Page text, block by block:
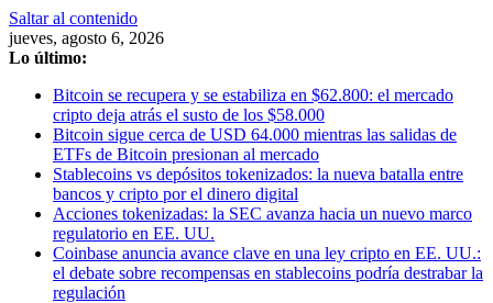
Saltar al contenido
jueves, agosto 6, 2026
Lo último:
Bitcoin se recupera y se estabiliza en $62.800: el mercado
cripto deja atrás el susto de los $58.000
Bitcoin sigue cerca de USD 64.000 mientras las salidas de
ETFs de Bitcoin presionan al mercado
Stablecoins vs depósitos tokenizados: la nueva batalla entre
bancos y cripto por el dinero digital
Acciones tokenizadas: la SEC avanza hacia un nuevo marco
regulatorio en EE. UU.
Coinbase anuncia avance clave en una ley cripto en EE. UU.:
el debate sobre recompensas en stablecoins podría destrabar la
regulación